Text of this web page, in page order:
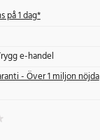
på 1 dag*
e-handel
- Över 1 miljon nöjda